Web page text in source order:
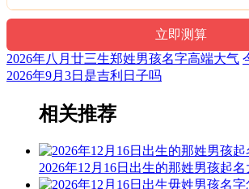
上荣
泽兮 心安 林才
鸿才
捷少 才兴 星才
2026年八月廿三生郑姓男孩名字高端大气
2026年9月3日是吉利日子吗
相关推荐
2026年12月16日出生的那姓男孩起名